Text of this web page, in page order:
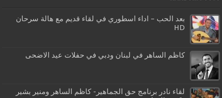
بعد الحب – اداء اسطوري في لقاء قديم مع هالة سرحان
HD
كاظم الساهر في لبنان ودبي في حفلات عيد الاضحى
لقاء نادر برنامج حق الجماهير- كاظم الساهر ومنير بشير